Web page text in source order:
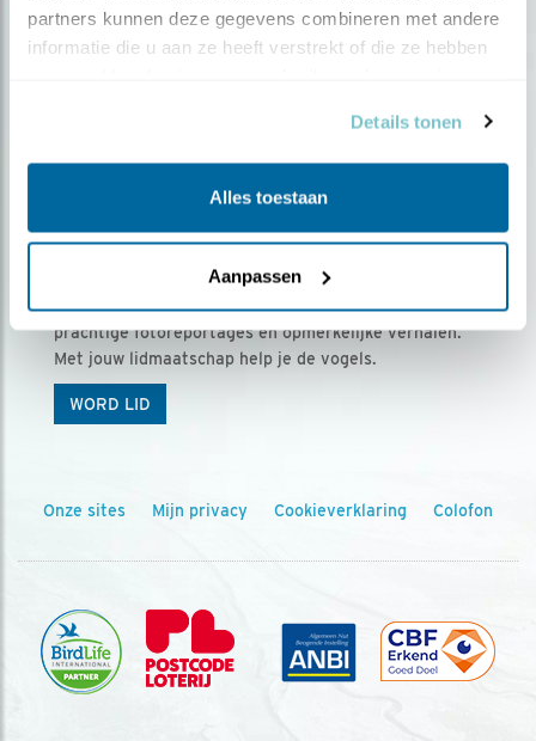
partners kunnen deze gegevens combineren met andere
informatie die u aan ze heeft verstrekt of die ze hebben
Details tonen
Alles toestaan
Aanpassen
Ontvang 5 x Vogels voor € 36,00 per jaar
Vogels is het tijdschrift voor onze leden, met
prachtige fotoreportages en opmerkelijke verhalen.
Met jouw lidmaatschap help je de vogels.
WORD LID
Onze sites Mijn privacy Cookieverklaring Colofon